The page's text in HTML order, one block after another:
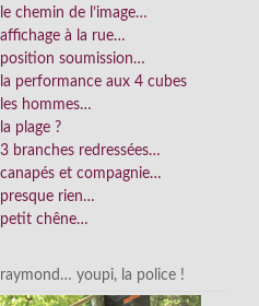
le chemin de l’image…
affichage à la rue…
position soumission…
la performance aux 4 cubes
les hommes…
la plage ?
3 branches redressées…
canapés et compagnie…
presque rien…
petit chêne…
raymond… youpi, la police !